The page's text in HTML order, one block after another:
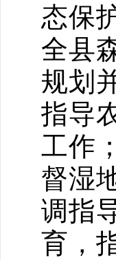
态保
全县
规划
指导
工作
督湿
调指
育，